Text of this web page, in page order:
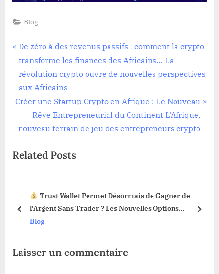
Blog
Navigation
de
l’article
P
r
e
v
i
u
P
o
:
De zéro à des revenus passifs : comment la crypto
transforme les finances des Africains… La
révolution crypto ouvre de nouvelles perspectives
aux Africains
N
x
P
o
:
Créer une Startup Crypto en Afrique : Le Nouveau
Rêve Entrepreneurial du Continent L’Afrique,
nouveau terrain de jeu des entrepreneurs crypto
Related Posts
Trust Wallet Permet Désormais de Gagner de
l’Argent Sans Trader ? Les Nouvelles Options
Dévoilées !
Blog
prev next
Laisser un commentaire